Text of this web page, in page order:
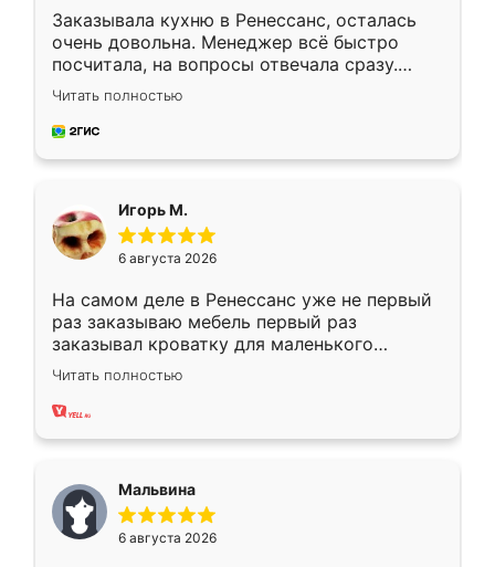
Заказывала кухню в Ренессанс, осталась
очень довольна. Менеджер всё быстро
посчитала, на вопросы отвечала сразу.
Замерщик приехал в субботу, подошёл к
делу со всей ответственностью. Собрали
за день, ребята работали аккуратно, даже
Читать полностью
Игорь М.
6 августа 2026
На самом деле в Ренессанс уже не первый
раз заказываю мебель первый раз
заказывал кроватку для маленького
ребёнка при его рождении ,во второй раз
заказал шкаф-купе. По качеству очень
хорошее сборка достаточно быстрая,
меньше, здесь же он более разнообразный.
Мне нравится ,если что-то потребуется из
мебели буду заказывать только здесь.
Читать полностью
Мальвина
6 августа 2026